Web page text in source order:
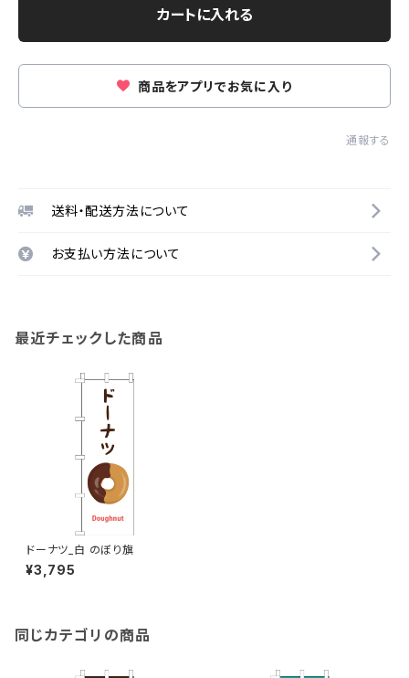
カートに入れる
商品をアプリでお気に入り
通報する
送料・配送方法について
お支払い方法について
最近チェックした商品
ドーナツ_白 のぼり旗
¥3,795
同じカテゴリの商品